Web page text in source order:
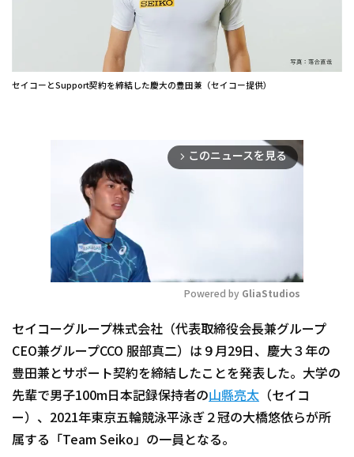
セイコーとSupport契約を締結した慶大の豊田兼（セイコー提供）
arrow_forward_ios このニュースを見る
Mute
Powered by GliaStudios
セイコーグループ株式会社（代表取締役会長兼グループ
CEO兼グループCCO 服部真二）は９月29日、慶大３年の
豊田兼とサポート契約を締結したことを発表した。大学の
先輩で男子100m日本記録保持者の山縣亮太 （セイコ
ー）、2021年東京五輪競泳平泳ぎ２冠の大橋悠依らが所
属する「Team Seiko」の一員となる。